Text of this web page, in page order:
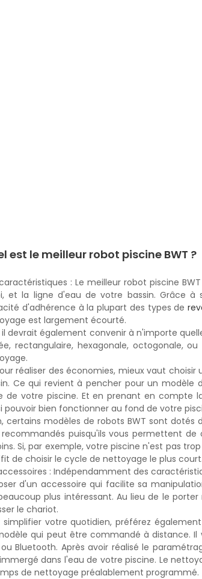
est le meilleur robot piscine BWT ?
: Le meilleur robot piscine
et la ligne d'eau de votre bassin. Grâce à
d'adhérence à la plupart des types de
est largement écourté.
il devrait également convenir à n'importe
rectangulaire, hexagonale, octogonale,
réaliser des économies, mieux vaut
Ce qui revient à pencher pour un
de votre piscine. Et en prenant en compte
pouvoir bien fonctionner au fond de votre
certains modèles de robots BWT sont dotés
recommandés puisqu'ils vous permettent
Si, par exemple, votre piscine n'est pas
de choisir le cycle de nettoyage le plus court.
: Indépendamment des
d'un accessoire qui facilite sa
plus intéressant. Au lieu de le
le chariot.
simplifier votre quotidien, préférez
qui peut être commandé à distance.
ou Bluetooth. Après avoir réalisé le
dans l'eau de votre piscine. Le
de nettoyage préalablement programmé.